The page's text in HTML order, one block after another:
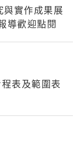
實作成果展
導歡迎點閱
表及範圍表